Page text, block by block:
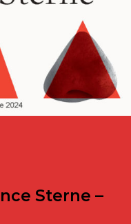
Sterne –